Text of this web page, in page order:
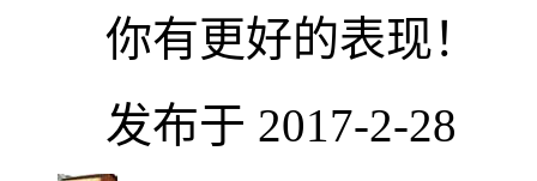
你有更好的表现！
发布于 2017-2-28